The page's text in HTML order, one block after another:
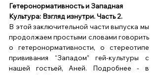
Гетеронормативность и Западная
Культура: Взгляд изнутри. Часть 2.
В этой заключительной части выпуска мы
продолжаем простыми словами говорить
о гетеронормативности, о стереотипе
прививания “Западом” гей-культуры с
нашей гостьей, Аней. Подробнее - в